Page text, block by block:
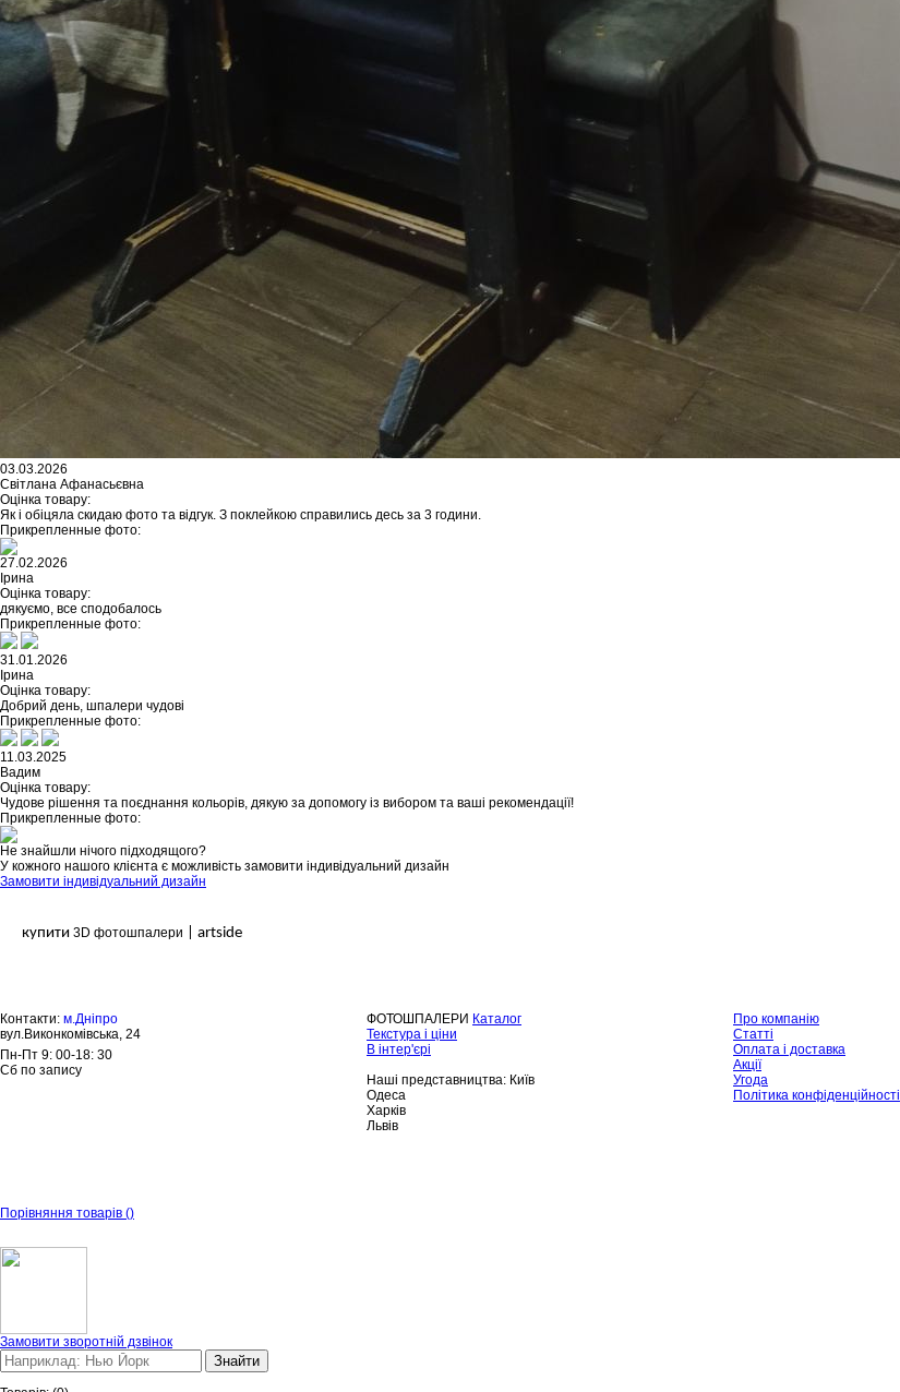
03.03.2026
Світлана Афанасьєвна
Оцінка товару:
Як і обіцяла скидаю фото та відгук. З поклейкою справились десь за 3 години.
Прикрепленные фото:
27.02.2026
Ірина
Оцінка товару:
дякуємо, все сподобалось
Прикрепленные фото:
31.01.2026
Ірина
Оцінка товару:
Добрий день, шпалери чудові
Прикрепленные фото:
11.03.2025
Вадим
Оцінка товару:
Чудове рішення та поєднання кольорів, дякую за допомогу із вибором та ваші рекомендації!
Прикрепленные фото:
Не знайшли нічого підходящого?
У кожного нашого клієнта є можливість замовити індивідуальний дизайн
Замовити індивідуальний дизайн
купити 3D фотошпалери | artside
Контакти: м.Дніпро
вул.Виконкомівська, 24
Пн-Пт 9: 00-18: 30
Сб по запису
ФОТОШПАЛЕРИ Каталог
Текстура і ціни
В інтер'єрі
Наші представництва: Київ
Одеса
Харків
Львів
Про компанію
Статті
Оплата і доставка
Акції
Угода
Політика конфіденційності
Порівняння товарів ()
Замовити зворотній дзвінок
Знайти